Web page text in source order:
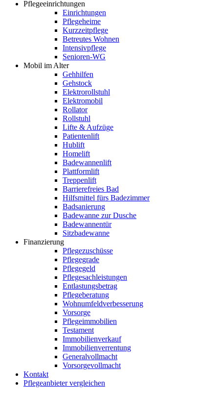
Pflegeeinrichtungen
Einrichtungen
Pflegeheime
Kurzzeitpflege
Betreutes Wohnen
Intensivpflege
Senioren-WG
Mobil im Alter
Gehhilfen
Gehstock
Elektrorollstuhl
Elektromobil
Rollator
Rollstuhl
Lifte & Aufzüge
Patientenlift
Hublift
Homelift
Badewannenlift
Plattformlift
Treppenlift
Barrierefreies Bad
Hilfsmittel fürs Badezimmer
Badsanierung
Badewanne zur Dusche
Badewannentür
Sitzbadewanne
Finanzierung
Pflegezuschüsse
Pflegegrade
Pflegegeld
Pflegesachleistungen
Entlastungsbetrag
Pflegeberatung
Wohnumfeldverbesserung
Vorsorge
Pflegeimmobilien
Testament
Immobilienverkauf
Immobilienverrentung
Generalvollmacht
Vorsorgevollmacht
Kontakt
Pflegeanbieter vergleichen